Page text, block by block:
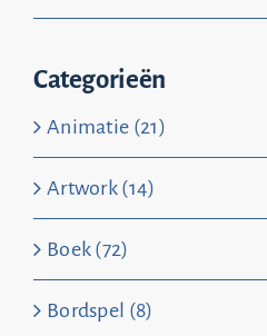
Categorieën
Animatie (21)
Artwork (14)
Boek (72)
Bordspel (8)